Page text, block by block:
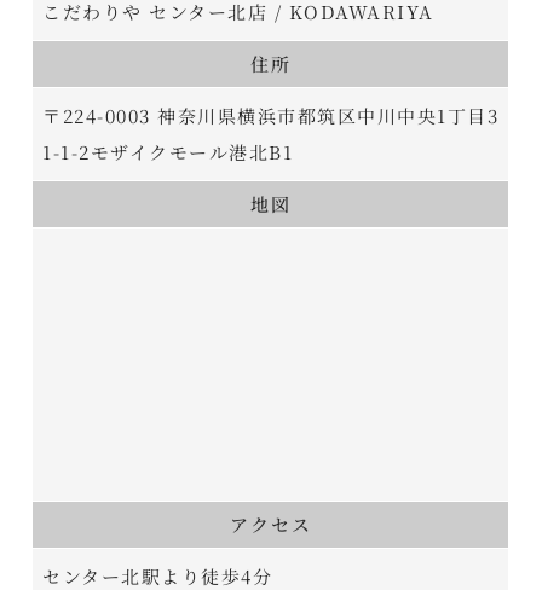
こだわりや センター北店 / KODAWARIYA
住所
〒224-0003 神奈川県横浜市都筑区中川中央1丁目3
1-1-2モザイクモール港北B1
地図
アクセス
センター北駅より徒歩4分